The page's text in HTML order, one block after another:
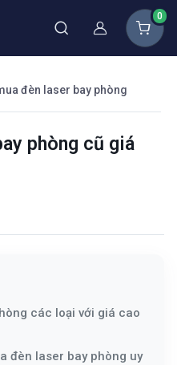
Thành viên
0
đèn laser bay phòng
phòng cũ giá
các loại với giá cao
đèn laser bay phòng uy